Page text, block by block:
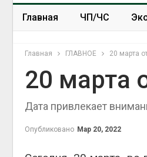
Главная ЧП/ЧС
Главная ГЛАВНОЕ 20 марта
20 марта
Дата привлекает
Опубликовано Мар 20, 2022России